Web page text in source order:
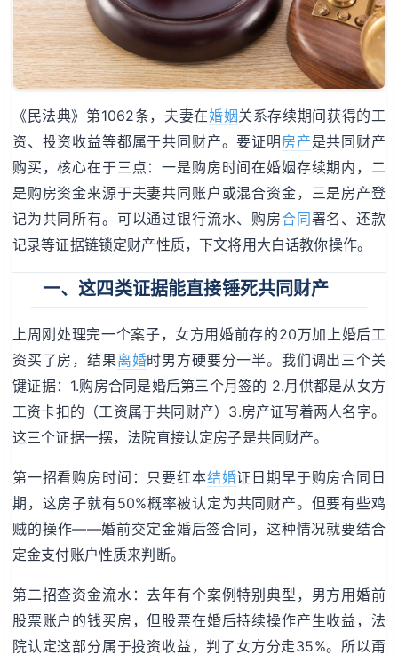
《民法典》第1062条，夫妻在婚姻关系存续期间获得的工
资、投资收益等都属于共同财产。要证明房产是共同财产
购买，核心在于三点：一是购房时间在婚姻存续期内，二
是购房资金来源于夫妻共同账户或混合资金，三是房产登
记为共同所有。可以通过银行流水、购房合同署名、还款
记录等证据链锁定财产性质，下文将用大白话教你操作。
一、这四类证据能直接锤死共同财产
上周刚处理完一个案子，女方用婚前存的20万加上婚后工
资买了房，结果离婚时男方硬要分一半。我们调出三个关
键证据：1.购房合同是婚后第三个月签的 2.月供都是从女方
工资卡扣的（工资属于共同财产）3.房产证写着两人名字。
这三个证据一摆，法院直接认定房子是共同财产。
第一招看购房时间：只要红本结婚证日期早于购房合同日
期，这房子就有50%概率被认定为共同财产。但要有些鸡
贼的操作——婚前交定金婚后签合同，这种情况就要结合
定金支付账户性质来判断。
第二招查资金流水：去年有个案例特别典型，男方用婚前
股票账户的钱买房，但股票在婚后持续操作产生收益，法
院认定这部分属于投资收益，判了女方分走35%。所以甭